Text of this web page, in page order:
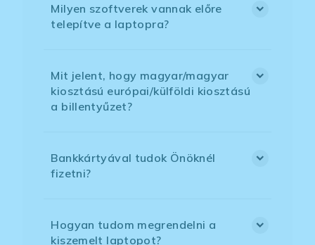
Milyen szoftverek vannak előre
telepítve a laptopra?
Mit jelent, hogy magyar/magyar
kiosztású európai/külföldi kiosztású
a billentyűzet?
Bankkártyával tudok Önöknél
fizetni?
Hogyan tudom megrendelni a
kiszemelt laptopot?